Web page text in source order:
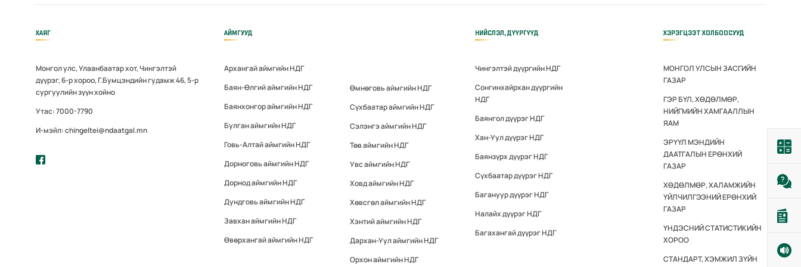
ХАЯГ
Монгол улс, Улаанбаатар хот, Чингэлтэй
дүүрэг, 6-р хороо, Г.Бумцэндийн гудамж 46, 5-р
сургуулийн зүүн хойно
Утас: 7000-7790
И-мэйл: chingeltei@ndaatgal.mn
АЙМГУУД
Архангай аймгийн НДГ
Баян-Өлгий аймгийн НДГ
Баянхонгор аймгийн НДГ
Булган аймгийн НДГ
Говь-Алтай аймгийн НДГ
Дорноговь аймгийн НДГ
Дорнод аймгийн НДГ
Дундговь аймгийн НДГ
Завхан аймгийн НДГ
Өвөрхангай аймгийн НДГ
Өмнөговь аймгийн НДГ
Сүхбаатар аймгийн НДГ
Сэлэнгэ аймгийн НДГ
Төв аймгийн НДГ
Увс аймгийн НДГ
Ховд аймгийн НДГ
Хөвсгөл аймгийн НДГ
Хэнтий аймгийн НДГ
Дархан-Уул аймгийн НДГ
Орхон аймгийн НДГ
НИЙСЛЭЛ, ДҮҮРГҮҮД
Чингэлтэй дүүргийн НДГ
Сонгинхайрхан дүүргийн
НДГ
Баянгол дүүрэг НДГ
Хан-Уул дүүрэг НДГ
Баянзүрх дүүрэг НДГ
Сүхбаатар дүүрэг НДГ
Багануур дүүрэг НДГ
Налайх дүүрэг НДГ
Багахангай дүүрэг НДГ
ХЭРЭГЦЭЭТ ХОЛБООСУУД
МОНГОЛ УЛСЫН ЗАСГИЙН
ГАЗАР
ГЭР БҮЛ, ХӨДӨЛМӨР,
НИЙГМИЙН ХАМГААЛЛЫН
ЯАМ
ЭРҮҮЛ МЭНДИЙН
ДААТГАЛЫН ЕРӨНХИЙ
ГАЗАР
ХӨДӨЛМӨР, ХАЛАМЖИЙН
ҮЙЛЧИЛГЭЭНИЙ ЕРӨНХИЙ
ГАЗАР
ҮНДЭСНИЙ СТАТИСТИКИЙН
ХОРОО
СТАНДАРТ, ХЭМЖИЛ ЗҮЙН